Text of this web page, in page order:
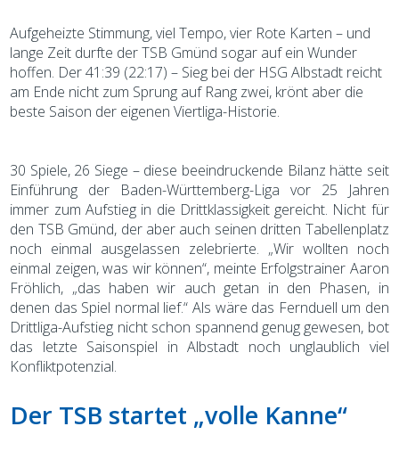
Aufgeheizte Stimmung, viel Tempo, vier Rote Karten – und
lange Zeit durfte der TSB Gmünd sogar auf ein Wunder
hoffen. Der 41:39 (22:17) – Sieg bei der HSG Albstadt reicht
am Ende nicht zum Sprung auf Rang zwei, krönt aber die
beste Saison der eigenen Viertliga-Historie.
30 Spiele, 26 Siege – diese beeindruckende Bilanz hätte seit
Einführung der Baden-Württemberg-Liga vor 25 Jahren
immer zum Aufstieg in die Drittklassigkeit gereicht. Nicht für
den TSB Gmünd, der aber auch seinen dritten Tabellenplatz
noch einmal ausgelassen zelebrierte. „Wir wollten noch
einmal zeigen, was wir können“, meinte Erfolgstrainer Aaron
Fröhlich, „das haben wir auch getan in den Phasen, in
denen das Spiel normal lief.“ Als wäre das Fernduell um den
Drittliga-Aufstieg nicht schon spannend genug gewesen, bot
das letzte Saisonspiel in Albstadt noch unglaublich viel
Konfliktpotenzial.
Der TSB startet „volle Kanne“